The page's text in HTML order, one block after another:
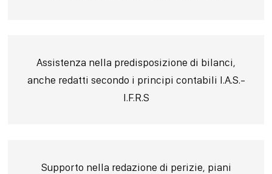
Assistenza nella predisposizione di bilanci,
anche redatti secondo i principi contabili I.A.S.-
I.F.R.S
Supporto nella redazione di perizie, piani